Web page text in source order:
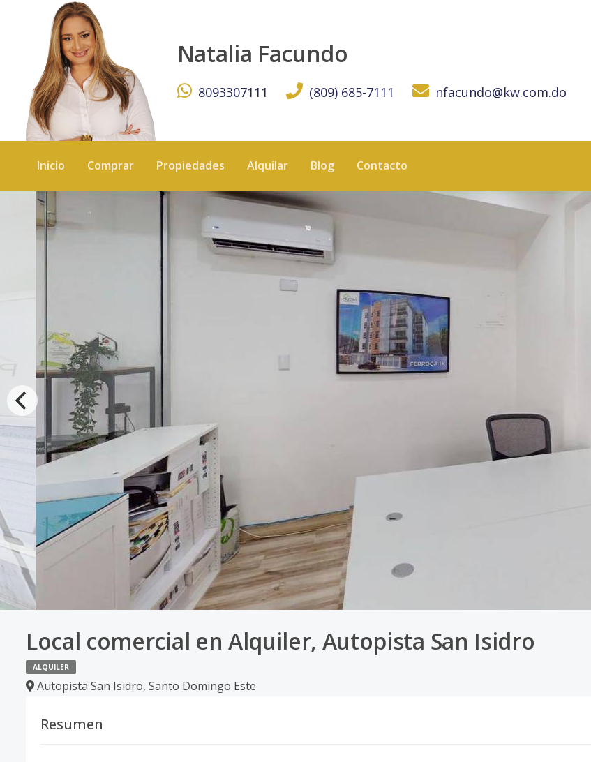
Natalia Facundo
8093307111 (809) 685-7111 nfacundo@kw.com.do
Inicio Comprar Propiedades Alquilar Blog Contacto
Local comercial en Alquiler, Autopista San Isidro
ALQUILER
Autopista San Isidro, Santo Domingo Este
Resumen
Local comercial en Alquiler, Autopista San Isidro - KW DOMINICANA